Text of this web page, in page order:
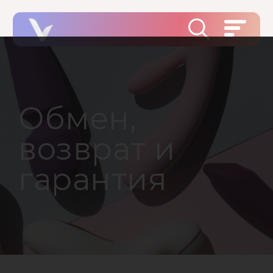
Обмен,
возврат и
гарантия